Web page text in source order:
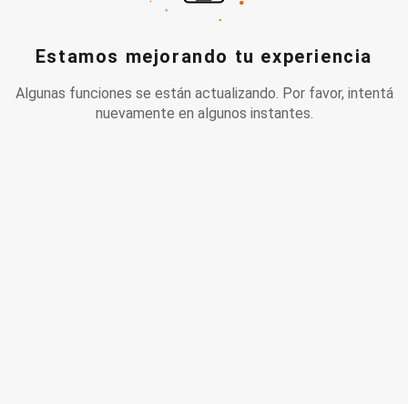
Estamos mejorando tu experiencia
Algunas funciones se están actualizando. Por favor, intentá
nuevamente en algunos instantes.